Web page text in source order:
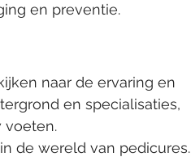
en preventie.
naar de ervaring en
en specialisaties,
voeten.
de wereld van pedicures.